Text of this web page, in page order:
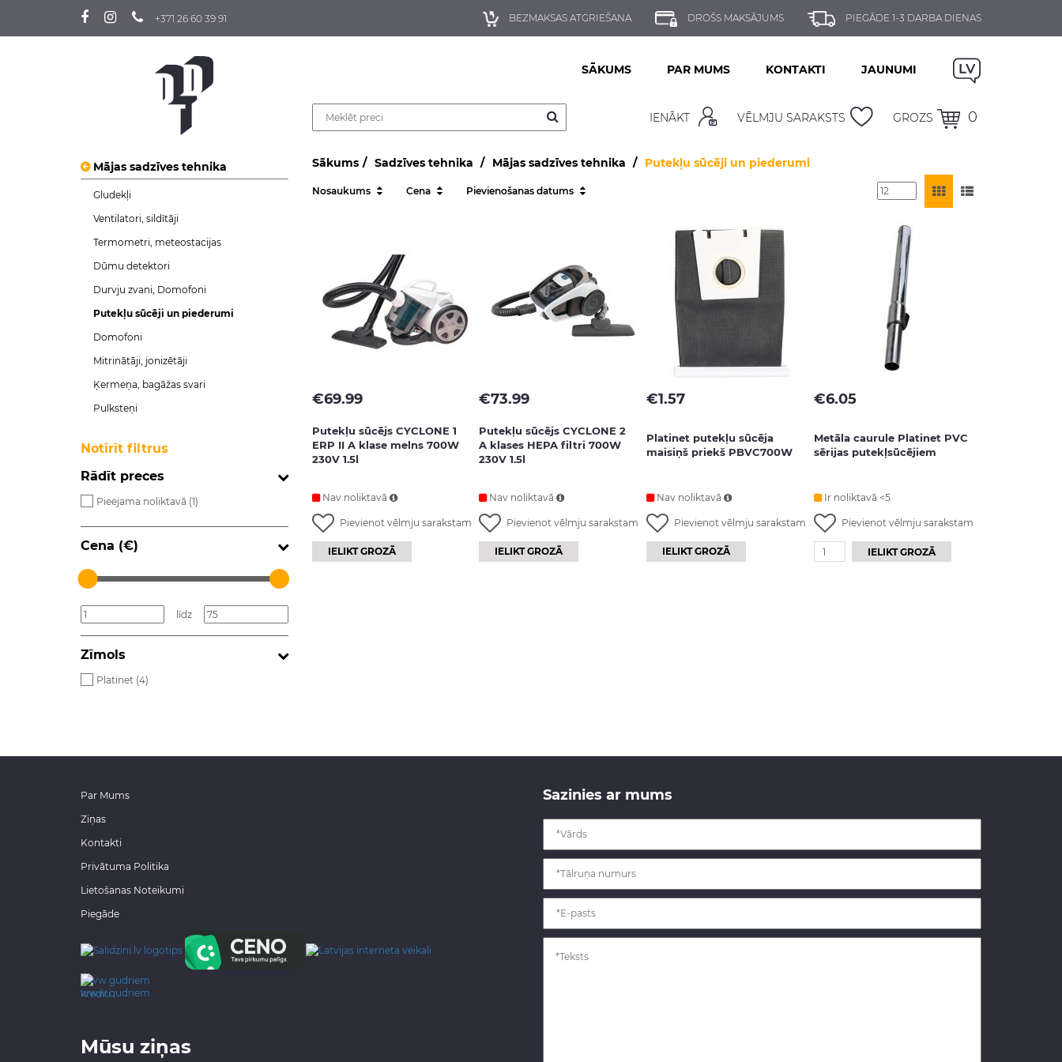
+371 26 60 39 91 BEZMAKSAS ATGRIEŠANA DROŠS MAKSĀJUMS PIEGĀDE 1-3 DARBA DIENAS
SĀKUMS PAR MUMS KONTAKTI JAUNUMI
IENĀKT VĒLMJU SARAKSTS GROZS 0
Mājas sadzīves tehnika
Gludekļi
Ventilatori, sildītāji
Termometri, meteostacijas
Dūmu detektori
Durvju zvani, Domofoni
Putekļu sūcēji un piederumi
Domofoni
Mitrinātāji, jonizētāji
Ķermeņa, bagāžas svari
Pulksteņi
Notīrīt filtrus
Rādīt preces
Pieejama noliktavā (1)
Cena (€)
līdz
Zīmols
Platinet (4)
Sākums Sadzīves tehnika Mājas sadzīves tehnika Putekļu sūcēji un piederumi
Nosaukums Cena Pievienošanas datums
€69.99
Putekļu sūcējs CYCLONE 1
ERP II A klase melns 700W
230V 1.5l
Nav noliktavā
Pievienot vēlmju sarakstam
IELIKT GROZĀ
€73.99
Putekļu sūcējs CYCLONE 2
A klases HEPA filtri 700W
230V 1.5l
Nav noliktavā
Pievienot vēlmju sarakstam
IELIKT GROZĀ
€1.57
Platinet putekļu sūcēja
maisiņš priekš PBVC700W
Nav noliktavā
Pievienot vēlmju sarakstam
IELIKT GROZĀ
€6.05
Metāla caurule Platinet PVC
sērijas putekļsūcējiem
Ir noliktavā <5
Pievienot vēlmju sarakstam
IELIKT GROZĀ
Par Mums
Ziņas
Kontakti
Privātuma Politika
Lietošanas Noteikumi
Piegāde
www.gudriem.lv/atrie-
krediti
Mūsu ziņas
Sazinies ar mums